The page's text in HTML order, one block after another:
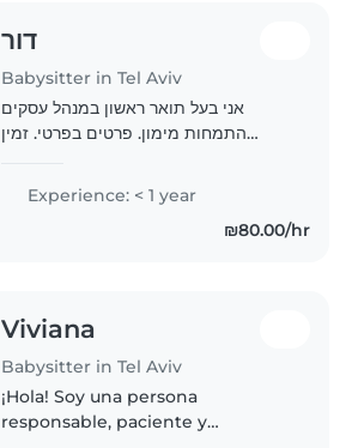
דור
Babysitter in Tel Aviv
אני בעל תואר ראשון במנהל עסקים
התמחות מימון. פרטים בפרטי. זמין
Experience: < 1 year
₪80.00/hr
Viviana
Babysitter in Tel Aviv
¡Hola! Soy una persona
responsable, paciente y